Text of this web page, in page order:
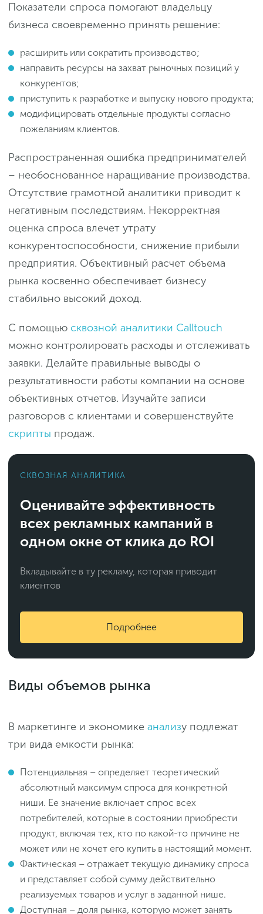
Показатели спроса помогают владельцу
бизнеса своевременно принять решение:
расширить или сократить производство;
направить ресурсы на захват рыночных позиций у
конкурентов;
приступить к разработке и выпуску нового продукта;
модифицировать отдельные продукты согласно
пожеланиям клиентов.
Распространенная ошибка предпринимателей
– необоснованное наращивание производства.
Отсутствие грамотной аналитики приводит к
негативным последствиям. Некорректная
оценка спроса влечет утрату
конкурентоспособности, снижение прибыли
предприятия. Объективный расчет объема
рынка косвенно обеспечивает бизнесу
стабильно высокий доход.
С помощью сквозной аналитики Calltouch
можно контролировать расходы и отслеживать
заявки. Делайте правильные выводы о
результативности работы компании на основе
объективных отчетов. Изучайте записи
разговоров с клиентами и совершенствуйте
скрипты продаж.
СКВОЗНАЯ АНАЛИТИКА
Оценивайте эффективность
всех рекламных кампаний в
одном окне от клика до ROI
Вкладывайте в ту рекламу, которая приводит
клиентов
Подробнее
Виды объемов рынка
В маркетинге и экономике анализу подлежат
три вида емкости рынка:
Потенциальная – определяет теоретический
абсолютный максимум спроса для конкретной
ниши. Ее значение включает спрос всех
потребителей, которые в состоянии приобрести
продукт, включая тех, кто по какой-то причине не
может или не хочет его купить в настоящий момент.
Фактическая – отражает текущую динамику спроса
и представляет собой сумму действительно
реализуемых товаров и услуг в заданной нише.
Доступная – доля рынка, которую может занять